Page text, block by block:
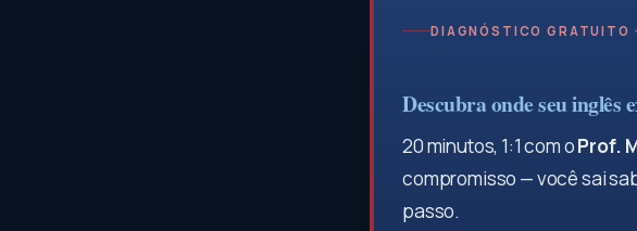
DIAGNÓSTICO GRATUITO
Descubra onde seu inglês
20 minutos, 1:1 com oProf.
compromisso — você sai
passo.